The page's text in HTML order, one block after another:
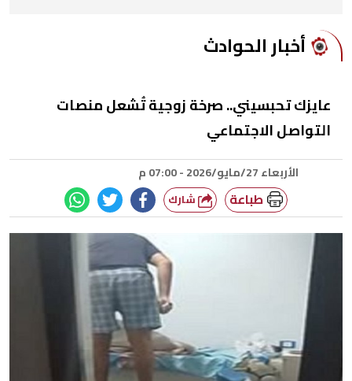
أخبار الحوادث
عايزك تحبسيني.. صرخة زوجية تُشعل منصات
التواصل الاجتماعي
الأربعاء 27/مايو/2026 - 07:00 م
طباعة